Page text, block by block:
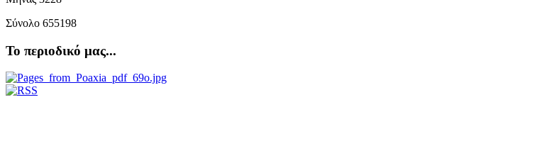
Σύνολο 655198
Το περιοδικό μας...